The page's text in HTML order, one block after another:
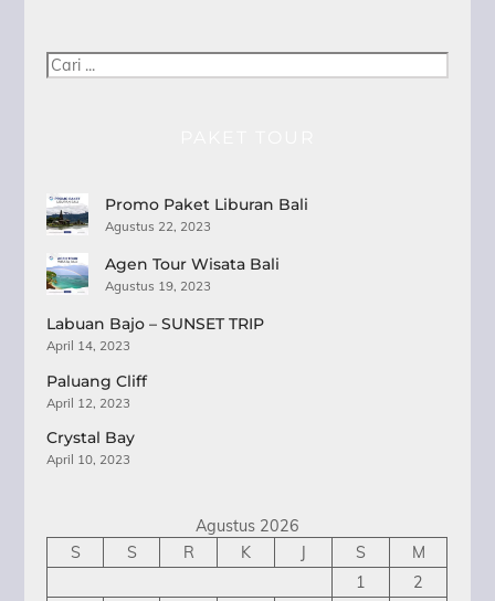
Cari
Promo Paket Liburan Bali
Agustus 22, 2023
Agen Tour Wisata Bali
Agustus 19, 2023
Labuan Bajo – SUNSET TRIP
April 14, 2023
Paluang Cliff
April 12, 2023
Crystal Bay
April 10, 2023
Agustus 2026
S
S R K J S
M
1
2